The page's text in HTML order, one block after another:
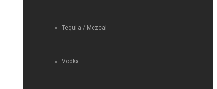
Tequila / Mezcal
Vodka